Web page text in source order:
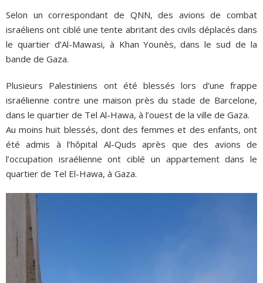
Selon un correspondant de QNN, des avions de combat
israéliens ont ciblé une tente abritant des civils déplacés dans
le quartier d’Al-Mawasi, à Khan Younès, dans le sud de la
bande de Gaza.
Plusieurs Palestiniens ont été blessés lors d’une frappe
israélienne contre une maison près du stade de Barcelone,
dans le quartier de Tel Al-Hawa, à l’ouest de la ville de Gaza.
Au moins huit blessés, dont des femmes et des enfants, ont
été admis à l’hôpital Al-Quds après que des avions de
l’occupation israélienne ont ciblé un appartement dans le
quartier de Tel El-Hawa, à Gaza.